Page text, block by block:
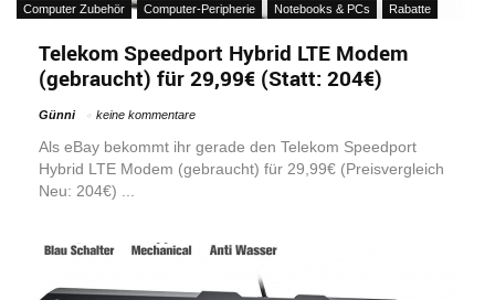
Computer Zubehör Computer-Peripherie Notebooks & PCs Rabatte
Telekom Speedport Hybrid LTE Modem
(gebraucht) für 29,99€ (Statt: 204€)
Günni keine kommentare
Als eBay bekommt ihr gerade den Telekom Speedport
Hybrid LTE Modem (gebraucht) für 29,99€ (Preisvergleich
Neu: 204€) ...